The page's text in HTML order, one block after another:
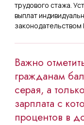
трудового стажа.
выплат
законодательством
Важно
гражданам
серая, а
зарплата с
процентов в